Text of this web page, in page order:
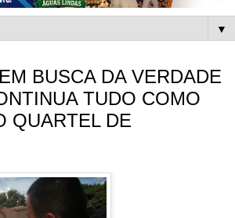
▼
BUSCA DA VERDADE
TUDO COMO
QUARTEL DE